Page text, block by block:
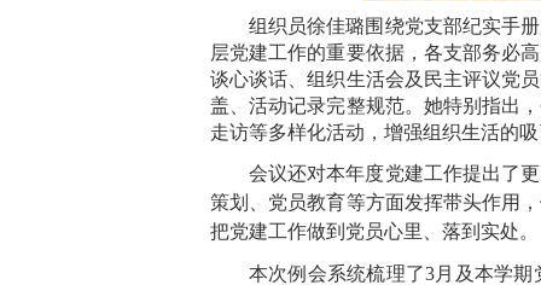
组织员徐佳璐围绕党支部纪实手
层党建工作的重要依据，各支部务必
谈心谈话、组织生活会及民主评议党
盖、活动记录完整规范。她特别指出
走访等多样化活动，增强组织生活的
会议还对本年度党建工作提出了
策划、党员教育等方面发挥带头作用
把党建工作做到党员心里、落到实处。
本次例会系统梳理了3月及本学